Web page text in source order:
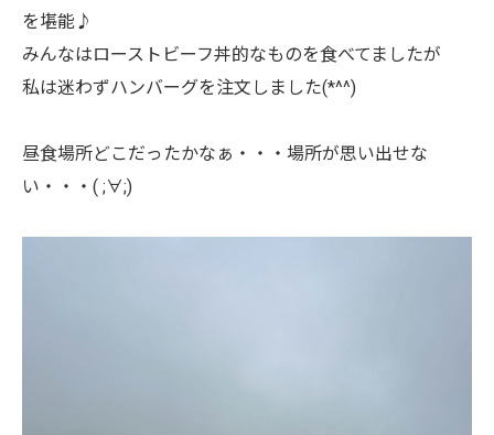
を堪能♪
みんなはローストビーフ丼的なものを食べてましたが
私は迷わずハンバーグを注文しました(*^^)
昼食場所どこだったかなぁ・・・場所が思い出せな
い・・・( ;∀;)